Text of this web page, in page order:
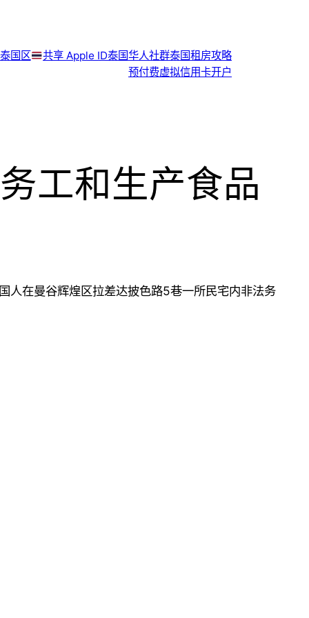
泰国区 共享 Apple ID泰国华人社群泰国租房攻略
预付费虚拟信用卡开户
工和生产食品
人在曼谷辉煌区拉差达披色路5巷一所民宅内非法务